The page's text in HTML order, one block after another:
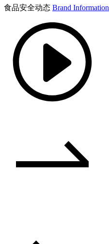
食品安全动态 Brand Information